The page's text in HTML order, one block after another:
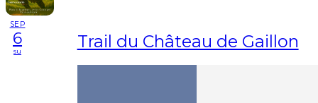
SEP
6
su Trail du Château de Gaillon